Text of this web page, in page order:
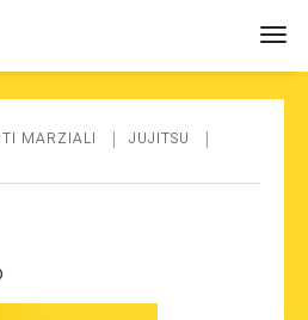
MARZIALI
JUJITSU